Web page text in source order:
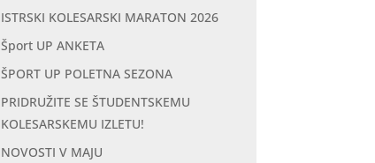
ISTRSKI KOLESARSKI MARATON 2026
Šport UP ANKETA
ŠPORT UP POLETNA SEZONA
PRIDRUŽITE SE ŠTUDENTSKEMU
KOLESARSKEMU IZLETU!
NOVOSTI V MAJU